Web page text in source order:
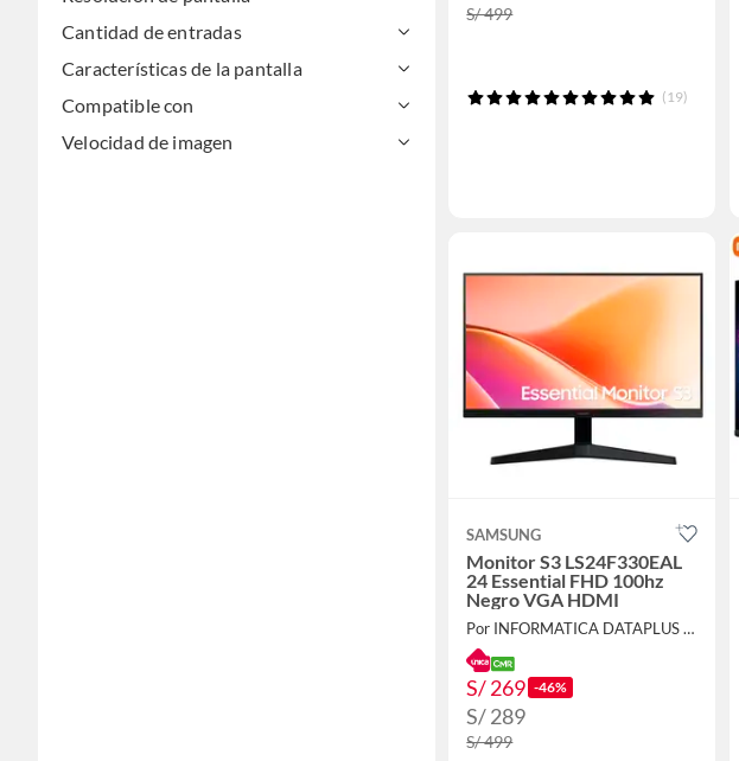
Cantidad de entradas
Características de la pantalla
Compatible con
Velocidad de imagen
S/ 499
(19)
SAMSUNG
Monitor S3 LS24F330EAL
24 Essential FHD 100hz
Negro VGA HDMI
Por INFORMATICA DATAPLUS SAC
S/ 269 -46%
S/ 289
S/ 499